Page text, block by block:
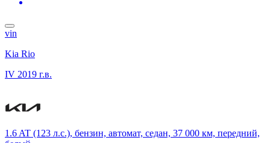
vin
Kia Rio
IV 2019 г.в.
1.6 AT (123 л.с.), бензин, автомат, седан, 37 000 км, передний,